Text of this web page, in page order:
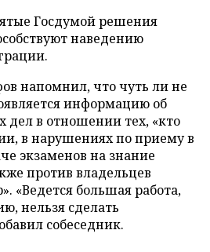
Госдумой решения
наведению
напомнил, что чуть ли не
информацию об
дел в отношении тех, «кто
в нарушениях по приему в
экзаменов на знание
против владельцев
«Ведется большая работа,
нельзя сделать
собеседник.